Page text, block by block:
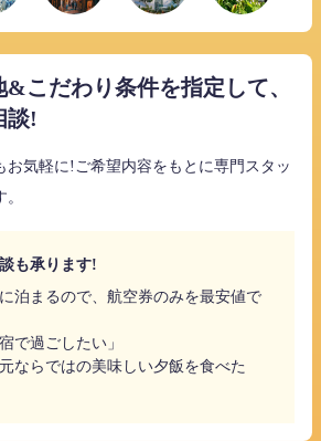
こだわり条件を指定して、
談!
お気軽に!ご希望内容をもとに専門スタッ
も承ります!
泊まるので、航空券のみを最安値で
で過ごしたい」
ならではの美味しい夕飯を食べた